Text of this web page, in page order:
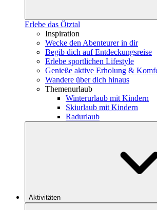
Erlebe das Ötztal
Inspiration
Wecke den Abenteurer in dir
Begib dich auf Entdeckungsreise
Erlebe sportlichen Lifestyle
Genieße aktive Erholung &
Wandere über dich hinaus
Themenurlaub
Winterurlaub mit Kindern
Skiurlaub mit Kindern
Radurlaub
Aktivitäten